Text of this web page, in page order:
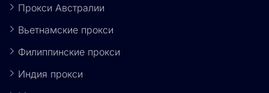
Прокси Австралии
Вьетнамские прокси
Филиппинские прокси
Индия прокси